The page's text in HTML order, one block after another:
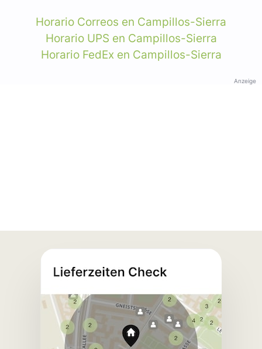
Horario Correos en Campillos-Sierra
Horario UPS en Campillos-Sierra
Horario FedEx en Campillos-Sierra
Anzeige